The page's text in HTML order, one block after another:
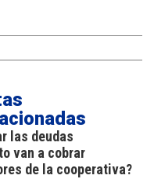
las deudas
van a cobrar
de la cooperativa?